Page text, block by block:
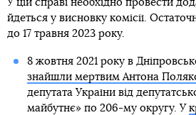
У цій справі необхідно провести
йдеться у висновку комісії.
до 17 травня 2023 року.
8 жовтня 2021 року в
знайшли мертвим Антона
депутата України від
майбутнє» по 206-му округу. У